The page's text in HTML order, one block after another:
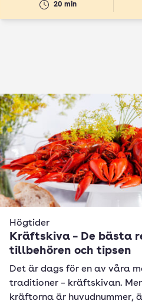
20 min
Högtider
Kräftskiva – De bästa
tillbehören och tipsen
Det är dags för en av våra
traditioner – kräftskivan.
kräftorna är huvudnummer,